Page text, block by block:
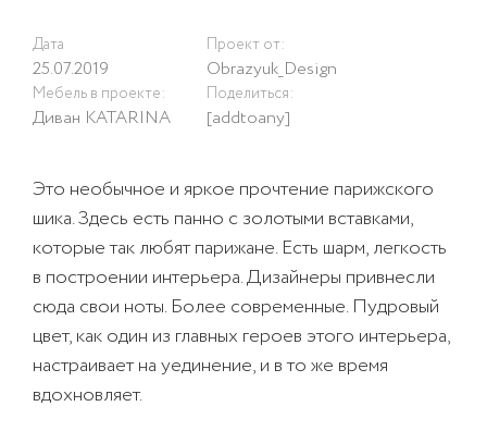
Дата
25.07.2019
Проект от:
Obrazyuk_Design
Мебель в проекте:
Диван KATARINA
Поделиться:
[addtoany]
Это необычное и яркое прочтение парижского
шика. Здесь есть панно с золотыми вставками,
которые так любят парижане. Есть шарм, легкость
в построении интерьера. Дизайнеры привнесли
сюда свои ноты. Более современные. Пудровый
цвет, как один из главных героев этого интерьера,
настраивает на уединение, и в то же время
вдохновляет.